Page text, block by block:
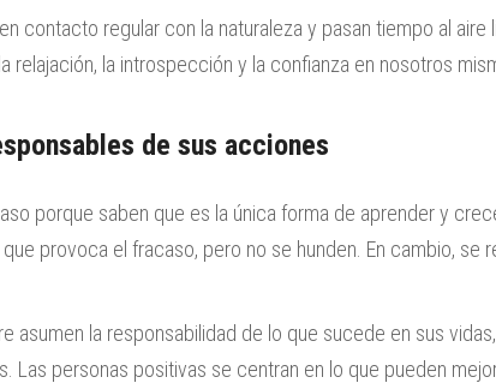
contacto regular con la naturaleza y pasan tiempo al aire
relajación, la introspección y la confianza en nosotros
de sus acciones
porque saben que es la única forma de aprender y
provoca el fracaso, pero no se hunden. En cambio, se
asumen la responsabilidad de lo que sucede en sus
Las personas positivas se centran en lo que pueden